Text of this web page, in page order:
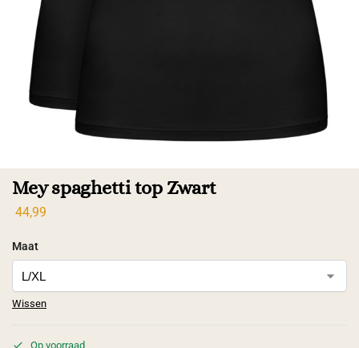
Mey spaghetti top Zwart
44,99
Maat
Wissen
Op voorraad